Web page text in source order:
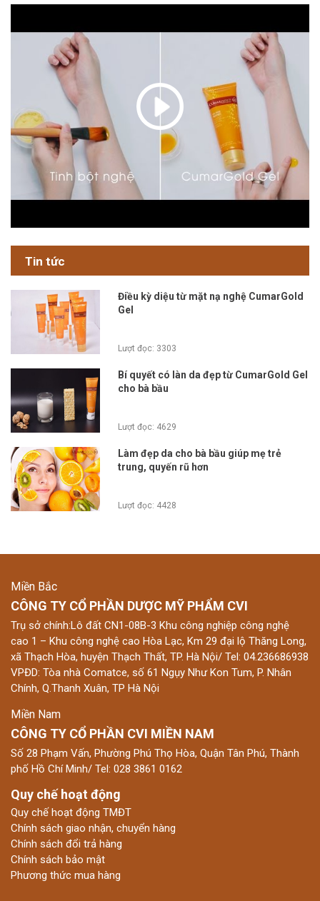
Tin tức
Điều kỳ diệu từ mặt nạ nghệ CumarGold
Gel
Lượt đọc: 3303
Bí quyết có làn da đẹp từ CumarGold Gel
cho bà bầu
Lượt đọc: 4629
Làm đẹp da cho bà bầu giúp mẹ trẻ
trung, quyến rũ hơn
Lượt đọc: 4428
Miền Bắc
CÔNG TY CỔ PHẦN DƯỢC MỸ PHẨM CVI
Trụ sở chính:Lô đất CN1-08B-3 Khu công nghiệp công nghệ
cao 1 – Khu công nghệ cao Hòa Lạc, Km 29 đại lộ Thăng Long,
xã Thạch Hòa, huyện Thạch Thất, TP. Hà Nội/ Tel: 04.236686938
VPĐD: Tòa nhà Comatce, số 61 Ngụy Như Kon Tum, P. Nhân
Chính, Q.Thanh Xuân, TP Hà Nội
Miền Nam
CÔNG TY CỔ PHẦN CVI MIỀN NAM
Số 28 Phạm Vấn, Phường Phú Thọ Hòa, Quận Tân Phú, Thành
phố Hồ Chí Minh/ Tel: 028 3861 0162
Quy chế hoạt động
Quy chế hoạt động TMĐT
Chính sách giao nhận, chuyển hàng
Chính sách đổi trả hàng
Chính sách bảo mật
Phương thức mua hàng